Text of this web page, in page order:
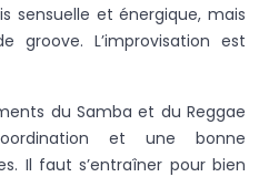
sensuelle et énergique, mais
groove. L’improvisation est
du Samba et du Reggae
et une bonne
Il faut s’entraîner pour bien